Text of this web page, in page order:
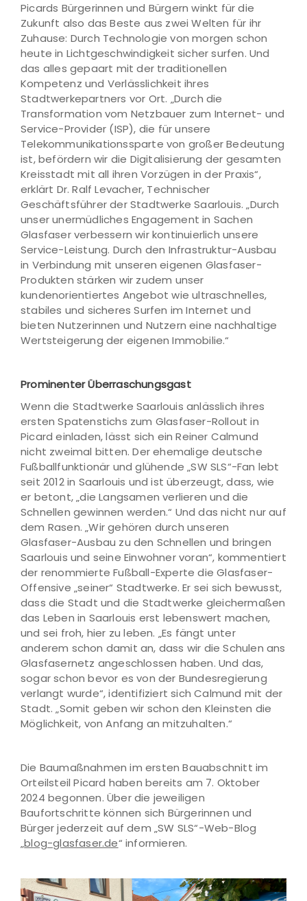
Picards Bürgerinnen und Bürgern winkt für die
Zukunft also das Beste aus zwei Welten für ihr
Zuhause: Durch Technologie von morgen schon
heute in Lichtgeschwindigkeit sicher surfen. Und
das alles gepaart mit der traditionellen
Kompetenz und Verlässlichkeit ihres
Stadtwerkepartners vor Ort. „Durch die
Transformation vom Netzbauer zum Internet- und
Service-Provider (ISP), die für unsere
Telekommunikationssparte von großer Bedeutung
ist, befördern wir die Digitalisierung der gesamten
Kreisstadt mit all ihren Vorzügen in der Praxis“,
erklärt Dr. Ralf Levacher, Technischer
Geschäftsführer der Stadtwerke Saarlouis. „Durch
unser unermüdliches Engagement in Sachen
Glasfaser verbessern wir kontinuierlich unsere
Service-Leistung. Durch den Infrastruktur-Ausbau
in Verbindung mit unseren eigenen Glasfaser-
Produkten stärken wir zudem unser
kundenorientiertes Angebot wie ultraschnelles,
stabiles und sicheres Surfen im Internet und
bieten Nutzerinnen und Nutzern eine nachhaltige
Wertsteigerung der eigenen Immobilie.“
Prominenter Überraschungsgast
Wenn die Stadtwerke Saarlouis anlässlich ihres
ersten Spatenstichs zum Glasfaser-Rollout in
Picard einladen, lässt sich ein Reiner Calmund
nicht zweimal bitten. Der ehemalige deutsche
Fußballfunktionär und glühende „SW SLS“-Fan lebt
seit 2012 in Saarlouis und ist überzeugt, dass, wie
er betont, „die Langsamen verlieren und die
Schnellen gewinnen werden.“ Und das nicht nur auf
dem Rasen. „Wir gehören durch unseren
Glasfaser-Ausbau zu den Schnellen und bringen
Saarlouis und seine Einwohner voran“, kommentiert
der renommierte Fußball-Experte die Glasfaser-
Offensive „seiner“ Stadtwerke. Er sei sich bewusst,
dass die Stadt und die Stadtwerke gleichermaßen
das Leben in Saarlouis erst lebenswert machen,
und sei froh, hier zu leben. „Es fängt unter
anderem schon damit an, dass wir die Schulen ans
Glasfasernetz angeschlossen haben. Und das,
sogar schon bevor es von der Bundesregierung
verlangt wurde“, identifiziert sich Calmund mit der
Stadt. „Somit geben wir schon den Kleinsten die
Möglichkeit, von Anfang an mitzuhalten.“
Die Baumaßnahmen im ersten Bauabschnitt im
Orteilsteil Picard haben bereits am 7. Oktober
2024 begonnen. Über die jeweiligen
Baufortschritte können sich Bürgerinnen und
Bürger jederzeit auf dem „SW SLS“-Web-Blog
„blog-glasfaser.de“ informieren.